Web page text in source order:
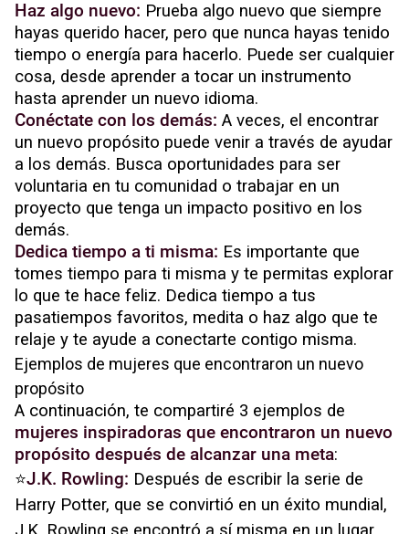
Haz algo nuevo: Prueba algo nuevo que siempre
hayas querido hacer, pero que nunca hayas tenido
tiempo o energía para hacerlo. Puede ser cualquier
cosa, desde aprender a tocar un instrumento
hasta aprender un nuevo idioma.
Conéctate con los demás: A veces, el encontrar
un nuevo propósito puede venir a través de ayudar
a los demás. Busca oportunidades para ser
voluntaria en tu comunidad o trabajar en un
proyecto que tenga un impacto positivo en los
demás.
Dedica tiempo a ti misma: Es importante que
tomes tiempo para ti misma y te permitas explorar
lo que te hace feliz. Dedica tiempo a tus
pasatiempos favoritos, medita o haz algo que te
relaje y te ayude a conectarte contigo misma.
Ejemplos de mujeres que encontraron un nuevo
propósito
A continuación, te compartiré 3 ejemplos de
mujeres inspiradoras que encontraron un nuevo
propósito después de alcanzar una meta:
⭐J.K. Rowling: Después de escribir la serie de
Harry Potter, que se convirtió en un éxito mundial,